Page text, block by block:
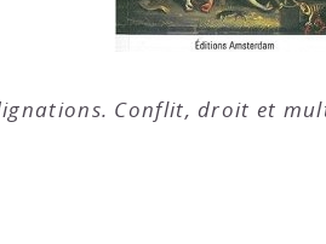
Conflit, droit et